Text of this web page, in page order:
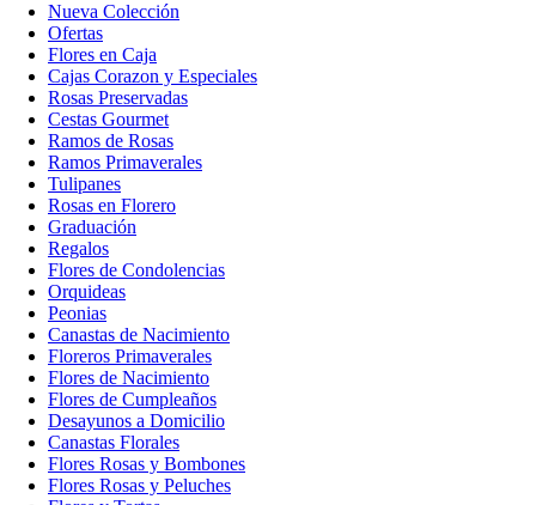
Nueva Colección
Ofertas
Flores en Caja
Cajas Corazon y Especiales
Rosas Preservadas
Cestas Gourmet
Ramos de Rosas
Ramos Primaverales
Tulipanes
Rosas en Florero
Graduación
Regalos
Flores de Condolencias
Orquideas
Peonias
Canastas de Nacimiento
Floreros Primaverales
Flores de Nacimiento
Flores de Cumpleaños
Desayunos a Domicilio
Canastas Florales
Flores Rosas y Bombones
Flores Rosas y Peluches